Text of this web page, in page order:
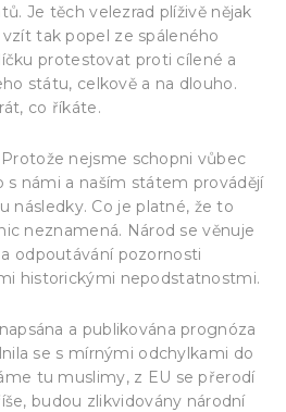
Je těch velezrad plíživě nějak
tak popel ze spáleného
protestovat proti cílené a
státu, celkově a na dlouho.
co říkáte.
nejsme schopni vůbec
s námi a naším státem provádějí
následky. Co je platné, že to
neznamená. Národ se věnuje
odpoutávání pozornosti
historickými nepodstatnostmi.
a publikována prognóza
se s mírnými odchylkami do
tu muslimy, z EU se přerodí
budou zlikvidovány národní